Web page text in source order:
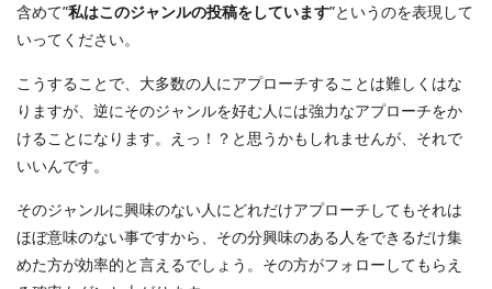
含めて”私はこのジャンルの投稿をしています”というのを表現して
いってください。
こうすることで、大多数の人にアプローチすることは難しくはな
りますが、逆にそのジャンルを好む人には強力なアプローチをか
けることになります。えっ！？と思うかもしれませんが、それで
いいんです。
そのジャンルに興味のない人にどれだけアプローチしてもそれは
ほぼ意味のない事ですから、その分興味のある人をできるだけ集
めた方が効率的と言えるでしょう。その方がフォローしてもらえ